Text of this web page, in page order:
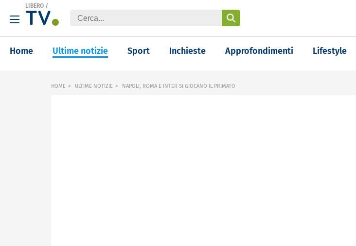
LIBERO /
Home Ultime notizie Sport Inchieste Approfondimenti Lifestyle
HOME ULTIME NOTIZIE NAPOLI, ROMA E INTER SI GIOCANO IL PRIMATO